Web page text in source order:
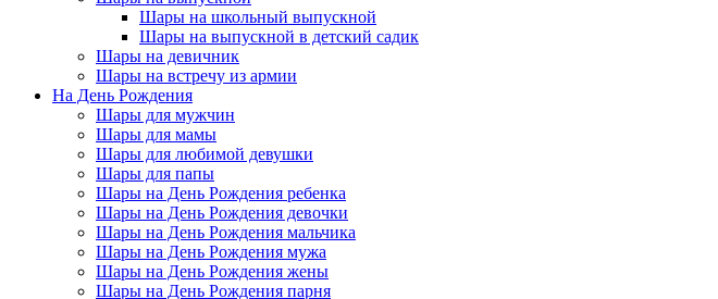
Шары на школьный выпускной
Шары на выпускной в детский садик
Шары на девичник
Шары на встречу из армии
На День Рождения
Шары для мужчин
Шары для мамы
Шары для любимой девушки
Шары для папы
Шары на День Рождения ребенка
Шары на День Рождения девочки
Шары на День Рождения мальчика
Шары на День Рождения мужа
Шары на День Рождения жены
Шары на День Рождения парня